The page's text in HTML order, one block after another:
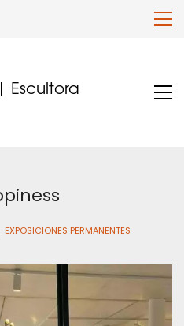
Escultora
EXPOSICIONES PERMANENTES